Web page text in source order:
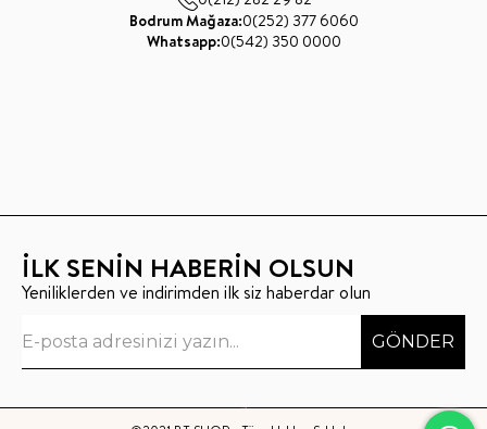
Bodrum Mağaza:0(252) 377 6060
Whatsapp:0(542) 350 0000
İLK SENİN HABERİN OLSUN
Yeniliklerden ve indirimden ilk siz haberdar olun
GÖNDER